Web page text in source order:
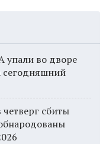
упали во дворе
сегодняшний
сбиты